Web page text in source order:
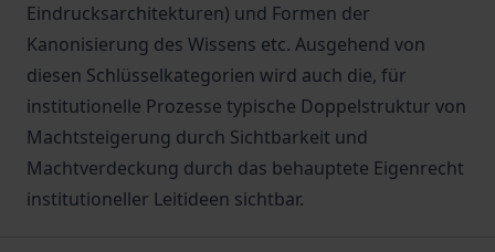
Eindrucksarchitekturen) und Formen der
Kanonisierung des Wissens etc. Ausgehend von
diesen Schlüsselkategorien wird auch die, für
institutionelle Prozesse typische Doppelstruktur von
Machtsteigerung durch Sichtbarkeit und
Machtverdeckung durch das behauptete Eigenrecht
institutioneller Leitideen sichtbar.